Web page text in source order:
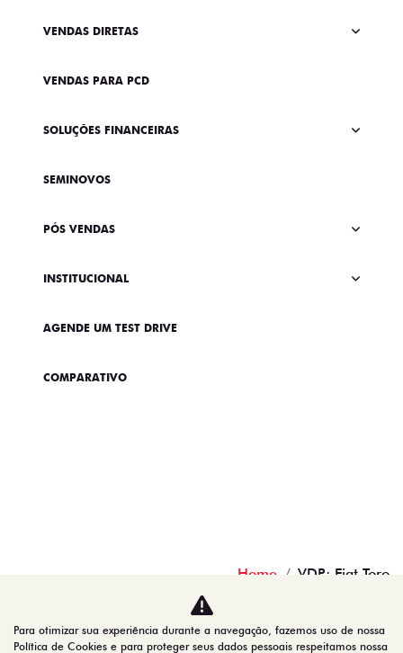
VENDAS DIRETAS
VENDAS PARA PCD
SOLUÇÕES FINANCEIRAS
SEMINOVOS
PÓS VENDAS
INSTITUCIONAL
AGENDE UM TEST DRIVE
COMPARATIVO
Home VDP: Fiat Toro
Desacelere. Seu bem maior é a vida.
Para otimizar sua experiência durante a navegação, fazemos uso de nossa
Política de Cookies e para proteger seus dados pessoais respeitamos nossa